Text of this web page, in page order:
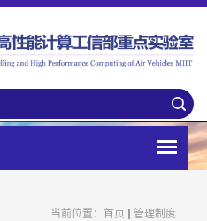
当前位置： 首页 管理制度